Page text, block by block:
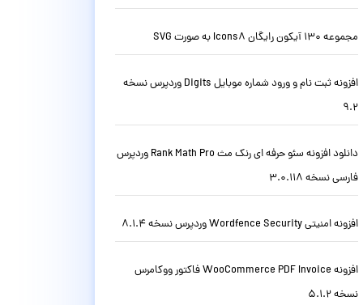
مجموعه 130 آیکون رایگان Icons8 به صورت SVG
افزونه ثبت نام و ورود شماره موبایل Digits وردپرس نسخه
9.2
دانلود افزونه سئو حرفه ای رنک مث Rank Math Pro وردپرس
فارسی نسخه 3.0.118
افزونه امنیتی Wordfence Security وردپرس نسخه 8.1.4
افزونه WooCommerce PDF Invoice فاکتور ووکامرس
نسخه 5.1.2